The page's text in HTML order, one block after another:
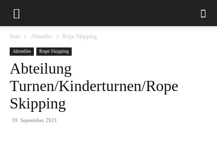
Start Aktuelles Rope Skipping
Aktuelles Rope Skipping
Abteilung
Turnen/Kinderturnen/Rope
Skipping
19. September 2021